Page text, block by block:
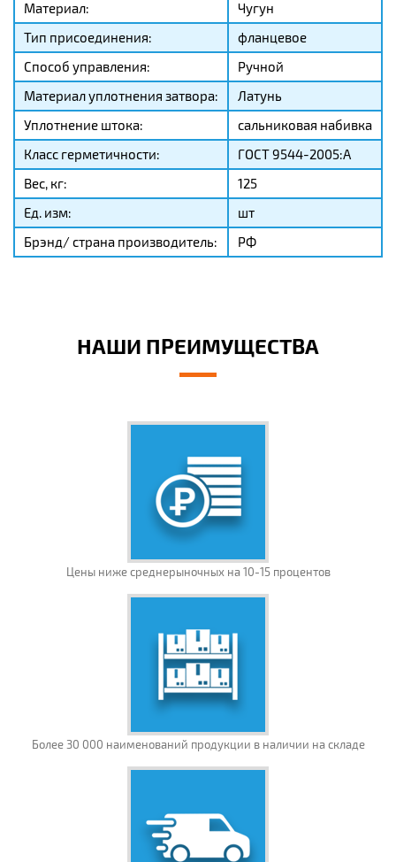
Материал:
Чугун
Тип присоединения:
фланцевое
Способ управления:
Ручной
Материал уплотнения затвора:
Латунь
Уплотнение штока:
сальниковая набивка
Класс герметичности:
ГОСТ 9544-2005:А
Вес, кг:
125
Ед. изм:
шт
Брэнд/ страна производитель:
РФ
НАШИ ПРЕИМУЩЕСТВА
Цены ниже среднерыночных на 10-15 процентов
Более 30 000 наименований продукции в наличии на складе